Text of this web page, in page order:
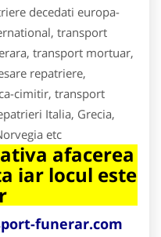
decedati europa-
transport
transport mortuar,
repatriere,
cimitir, transport
Italia, Grecia,
etc
afacerea
iar locul este
funerar.com